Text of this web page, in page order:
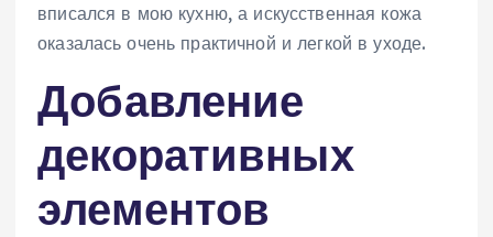
вписался в мою кухню, а искусственная кожа
оказалась очень практичной и легкой в уходе.
Добавление
декоративных
элементов